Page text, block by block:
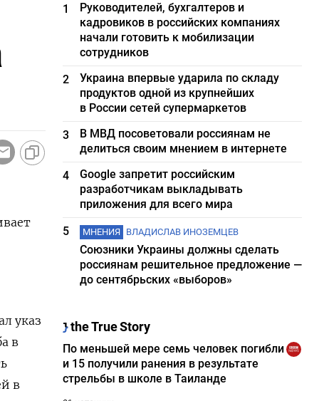
указ
в
в
1
Руководителей, бухгалтеров и
кадровиков в российских компаниях
начали готовить к мобилизации
сотрудников
2
Украина впервые ударила по складу
продуктов одной из крупнейших
в России сетей супермаркетов
3
В МВД посоветовали россиянам не
делиться своим мнением в интернете
4
Google запретит российским
разработчикам выкладывать
приложения для всего мира
5
МНЕНИЯ ВЛАДИСЛАВ ИНОЗЕМЦЕВ
Союзники Украины должны сделать
россиянам решительное предложение —
до сентябрьских «выборов»